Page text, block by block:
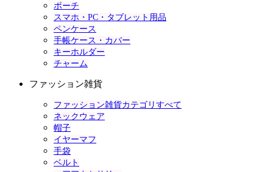
ポーチ
スマホ・PC・タブレット用品
ペンケース
手帳ケース・カバー
キーホルダー
チャーム
ファッション雑貨
ファッション雑貨カテゴリすべて
ネックウェア
帽子
イヤーマフ
手袋
ベルト